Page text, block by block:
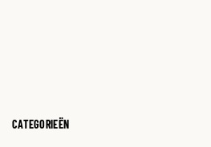
CATEGORIEËN